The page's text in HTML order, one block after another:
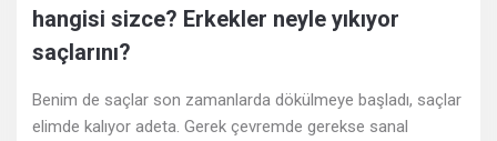
Deneyimleri
sonuncu
hangisi sizce? Erkekler neyle yıkıyor
saçlarını?
Benim de saçlar son zamanlarda dökülmeye başladı, saçlar
elimde kalıyor adeta. Gerek çevremde gerekse sanal